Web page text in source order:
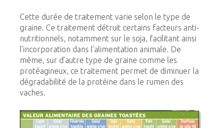
Cette durée de traitement varie selon le type de
graine. Ce traitement détruit certains facteurs anti-
nutritionnels, notamment sur le soja, facilitant ainsi
l’incorporation dans l’alimentation animale. De
même, sur d’autre type de graine comme les
protéagineux, ce traitement permet de diminuer la
dégradabilité de la protéine dans le rumen des
vaches.